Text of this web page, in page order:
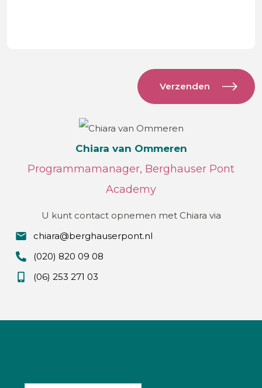
Chiara van Ommeren
Programmamanager, Berghauser Pont
Academy
U kunt contact opnemen met Chiara via
chiara@berghauserpont.nl
(020) 820 09 08
(06) 253 271 03